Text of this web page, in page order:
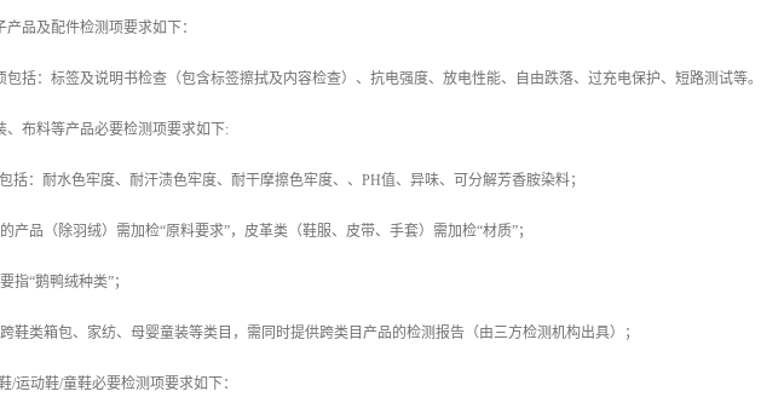
产品及配件检测项要求如下：
包括：标签及说明书检查（包含标签擦拭及内容检查）、抗电强度、放电性能、自由跌落、过充电保护、短路测试等。
、布料等产品必要检测项要求如下:
括：耐水色牢度、耐汗渍色牢度、耐干摩擦色牢度、、PH值、异味、可分解芳香胺染料；
产品（除羽绒）需加检“原料要求”，皮革类（鞋服、皮带、手套）需加检“材质”；
指“鹅鸭绒种类”；
鞋类箱包、家纺、母婴童装等类目，需同时提供跨类目产品的检测报告（由三方检测机构出具）；
/运动鞋/童鞋必要检测项要求如下：